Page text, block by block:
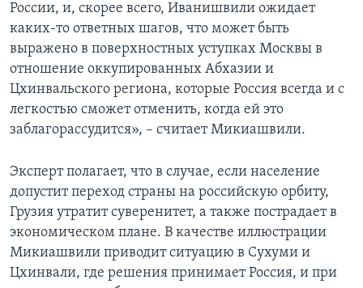
России, и, скорее всего, Иванишвили ожидает
каких-то ответных шагов, что может быть
выражено в поверхностных уступках Москвы в
отношение оккупированных Абхазии и
Цхинвальского региона, которые Россия всегда и с
легкостью сможет отменить, когда ей это
заблагорассудится», – считает Микиашвили.
Эксперт полагает, что в случае, если население
допустит переход страны на российскую орбиту,
Грузия утратит суверенитет, а также пострадает в
экономическом плане. В качестве иллюстрации
Микиашвили приводит ситуацию в Сухуми и
Цхинвали, где решения принимает Россия, и при